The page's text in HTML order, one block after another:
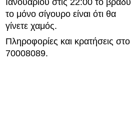
Ιανουαρίου στις 22:00 το βράδυ
το μόνο σίγουρο είναι ότι θα
γίνετε χαμός.
Πληροφορίες και κρατήσεις στο
70008089.